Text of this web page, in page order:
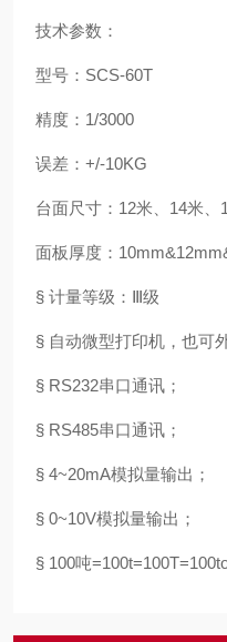
技术参数：
型号：SCS-60T
精度：1/3000
误差：+/-10KG
台面尺寸：12米、14米、
面板厚度：
§ 计量等级：Ⅲ级
§ 自动微型打印机，也可
§ RS232串口通讯；
§ RS485串口通讯；
§ 4~20mA模拟量输出；
§ 0~10V模拟量输出；
§ 100吨